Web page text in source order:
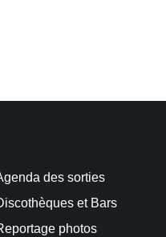
des sorties
et Bars
photos